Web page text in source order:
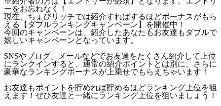
ーをお忘れなく！
現在、ちょびリッチでは紹介すればするほどボーナスがもら
える【ダブルランキングキャンペーン】を開催中！
今回のキャンペーンは、紹介したあなたもお友達もダブルで
嬉しいキャンペーンとなっています。
SNSやブログ、メールなどでお友達をたくさん紹介して上位
にランクインすると、通常の紹介ポイントとは別に、さらに
豪華なランキングボーナスが上乗せでもらえちゃいます！
お友達もポイントを貯めれば貯めるほどランキング上位を狙
えます！ぜひ友達と一緒にランキング上位を狙いましょう！